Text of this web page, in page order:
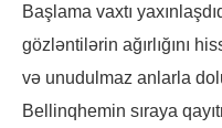
Başlama vaxtı
gözləntilərin ağırlığını
və unudulmaz anlarla
Bellinqhemin sıraya